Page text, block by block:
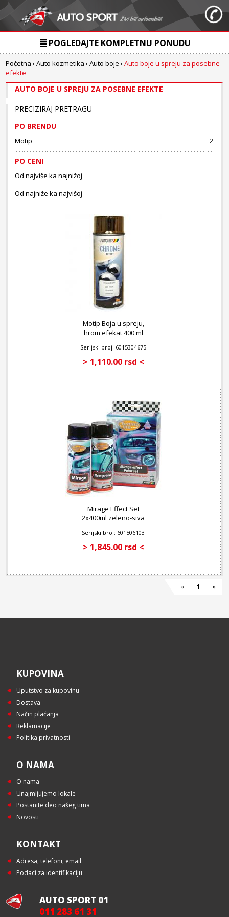
POGLEDAJTE KOMPLETNU PONUDU
Početna ›Auto kozmetika ›Auto boje ›Auto boje u spreju za posebne
efekte
AUTO BOJE U SPREJU ZA POSEBNE EFEKTE
PRECIZIRAJ PRETRAGU
PO BRENDU
Motip 2
PO CENI
Od najviše ka najnižoj
Od najniže ka najvišoj
Motip Boja u spreju,
hrom efekat 400 ml
Serijski broj: 6015304675
> 1,110.00 rsd <
Mirage Effect Set
2x400ml zeleno-siva
Serijski broj: 601506103
> 1,845.00 rsd <
« 1 »
KUPOVINA
Uputstvo za kupovinu
Dostava
Način plaćanja
Reklamacije
Politika privatnosti
O NAMA
O nama
Unajmljujemo lokale
Postanite deo našeg tima
Novosti
KONTAKT
Adresa, telefoni, email
Podaci za identifikaciju
AUTO SPORT 01
011 283 61 31